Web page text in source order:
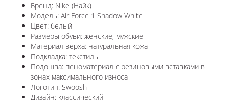
Бренд: Nike (Найк)
Модель: Air Force 1 Shadow White
Цвет: белый
Размеры обуви: женские, мужские
Материал верха: натуральная кожа
Подкладка: текстиль
Подошва: пеноматериал с резиновыми вставками в
зонах максимального износа
Логотип: Swoosh
Дизайн: классический